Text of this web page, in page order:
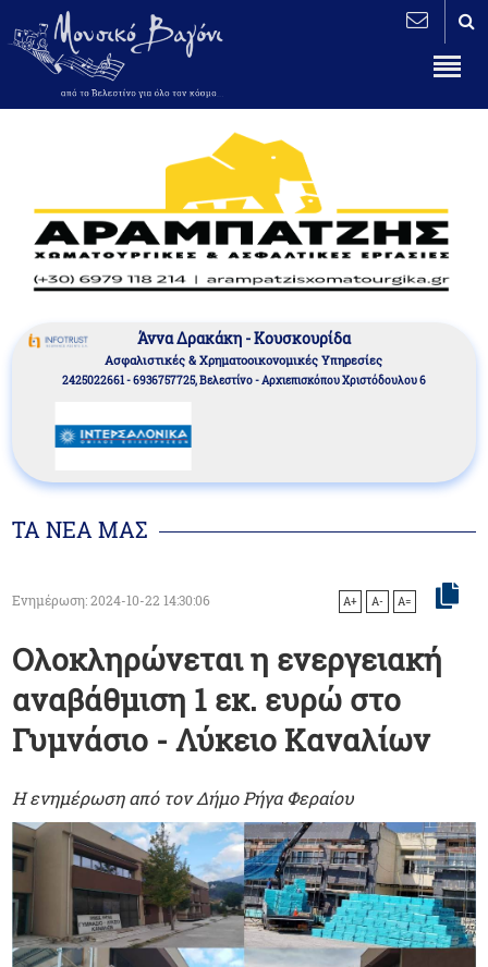
Άννα Δρακάκη - Κουσκουρίδα
Aσφαλιστικές & Χρηματοοικονομικές Υπηρεσίες
2425022661 - 6936757725, Βελεστίνο - Αρχιεπισκόπου Χριστόδουλου 6
ΤΑ ΝΕΑ ΜΑΣ
Ενημέρωση: 2024-10-22 14:30:06 A+ A- A=
Ολοκληρώνεται η ενεργειακή
αναβάθμιση 1 εκ. ευρώ στο
Γυμνάσιο - Λύκειο Καναλίων
Η ενημέρωση από τον Δήμο Ρήγα Φεραίου